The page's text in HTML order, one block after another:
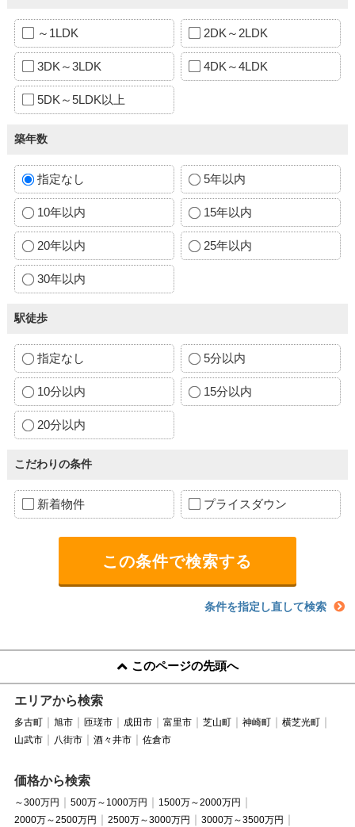
～1LDK 2DK～2LDK
3DK～3LDK 4DK～4LDK
5DK～5LDK以上
築年数
指定なし 5年以内
10年以内 15年以内
20年以内 25年以内
30年以内
駅徒歩
指定なし 5分以内
10分以内 15分以内
20分以内
こだわりの条件
新着物件 プライスダウン
条件を指定し直して検索
このページの先頭へ
エリアから検索
多古町 旭市 匝瑳市 成田市 富里市 芝山町 神崎町
横芝光町
山武市
八街市 酒々井市 佐倉市
価格から検索
～300万円 500万～1000万円
1500万～2000万円
2000万～2500万円
2500万～3000万円
3000万～3500万円